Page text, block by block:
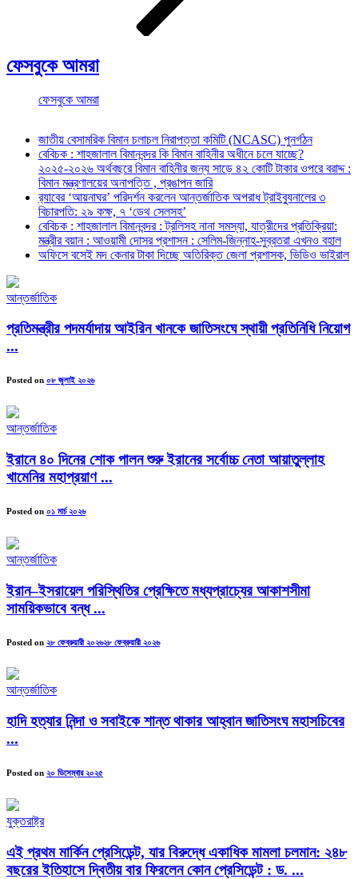
ফেসবুকে আমরা
ফেসবুকে আমরা
জাতীয় বেসামরিক বিমান চলাচল নিরাপত্তা কমিটি (NCASC) পুনর্গঠন
বেবিচক : শাহজালাল বিমানবন্দর কি বিমান বাহিনীর অধীনে চলে যাচ্ছে?
২০২৫-২০২৬ অর্থবছরে বিমান বাহিনীর জন্য সাড়ে ৪২ কোটি টাকার ওপরে বরাদ্দ :
বিমান মন্ত্রণালয়ের অনাপত্তি , প্রঙাপন জারি
র‍্যাবের ‘আয়নাঘর’ পরিদর্শন করলেন আন্তর্জাতিক অপরাধ ট্রাইব্যুনালের ৩
বিচারপতি: ২৯ কক্ষ, ৭ ‘ডেথ সেলসহ’
বেবিচক : শাহজালাল বিমানবন্দর : ট্রলিসহ নানা সমস্যা, যাত্রীদের প্রতিক্রিয়া:
মন্ত্রীর বয়ান : আওয়ামী দোসর প্রশাসন : সেলিম-জিন্নাহ-সুব্রতরা এখনও বহাল
অফিসে বসেই মদ কেনার টাকা দিচ্ছে অতিরিক্ত জেলা প্রশাসক, ভিডিও ভাইরাল
আন্তর্জাতিক
প্রতিমন্ত্রীর পদমর্যাদায় আইরিন খানকে জাতিসংঘে স্থায়ী প্রতিনিধি নিয়োগ
...
Posted on ০৮ জুলাই ২০২৬
আন্তর্জাতিক
ইরানে ৪০ দিনের শোক পালন শুরু ইরানের সর্বোচ্চ নেতা আয়াতুল্লাহ
খামেনির মহাপ্রয়াণ ...
Posted on ০১ মার্চ ২০২৬
আন্তর্জাতিক
ইরান–ইসরায়েল পরিস্থিতির প্রেক্ষিতে মধ্যপ্রাচ্যের আকাশসীমা
সাময়িকভাবে বন্ধ ...
Posted on ২৮ ফেব্রুয়ারী ২০২৬২৮ ফেব্রুয়ারী ২০২৬
আন্তর্জাতিক
হাদি হত্যার নিন্দা ও সবাইকে শান্ত থাকার আহ্বান জাতিসংঘ মহাসচিবের
...
Posted on ২০ ডিসেম্বার ২০২৫
যুক্তরাষ্ট্র
এই প্রথম মার্কিন প্রেসিডেন্ট, যার বিরুদ্ধে একাধিক মামলা চলমান: ২৪৮
বছরের ইতিহাসে দ্বিতীয় বার ফিরলেন কোন প্রেসিডেন্ট : ড. ...